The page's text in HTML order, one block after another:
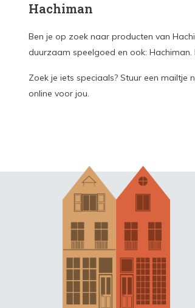
Hachiman
Ben je op zoek naar producten van
duurzaam speelgoed en ook:
Zoek je iets speciaals? Stuur een mailtje
online voor jou.